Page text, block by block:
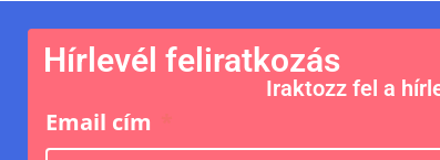
Hírlevél feliratkozás
Iraktozz fel a
Email cím